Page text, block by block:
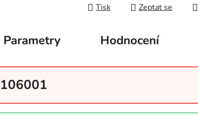
Tisk
Zeptat se
Parametry Hodnocení